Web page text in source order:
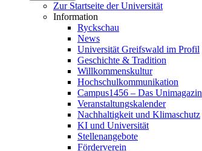
Zur Startseite der Universität
Information
Ryckschau
News
Universität Greifswald im Profil
Geschichte & Tradition
Willkommenskultur
Hochschulkommunikation
Campus1456 – Das Unimagazin
Veranstaltungskalender
Nachhaltigkeit und Klimaschutz
KI und Universität
Stellenangebote
Förderverein